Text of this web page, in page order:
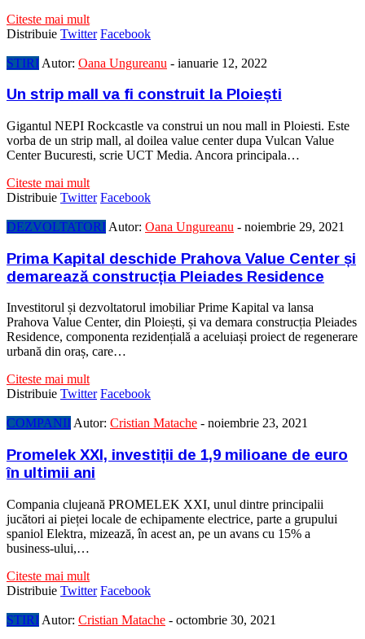
Citeste mai mult
Distribuie Twitter Facebook
STIRI Autor: Oana Ungureanu - ianuarie 12, 2022
Un strip mall va fi construit la Ploiești
Gigantul NEPI Rockcastle va construi un nou mall in Ploiesti. Este
vorba de un strip mall, al doilea value center dupa Vulcan Value
Center Bucuresti, scrie UCT Media. Ancora principala…
Citeste mai mult
Distribuie Twitter Facebook
DEZVOLTATORI Autor: Oana Ungureanu - noiembrie 29, 2021
Prima Kapital deschide Prahova Value Center și
demarează construcția Pleiades Residence
Investitorul și dezvoltatorul imobiliar Prime Kapital va lansa
Prahova Value Center, din Ploiești, și va demara construcția Pleiades
Residence, componenta rezidențială a aceluiași proiect de regenerare
urbană din oraș, care…
Citeste mai mult
Distribuie Twitter Facebook
COMPANIIAutor: Cristian Matache - noiembrie 23, 2021
Promelek XXI, investiții de 1,9 milioane de euro
în ultimii ani
Compania clujeană PROMELEK XXI, unul dintre principalii
jucători ai pieței locale de echipamente electrice, parte a grupului
spaniol Elektra, mizează, în acest an, pe un avans cu 15% a
business-ului,…
Citeste mai mult
Distribuie Twitter Facebook
STIRI Autor: Cristian Matache - octombrie 30, 2021